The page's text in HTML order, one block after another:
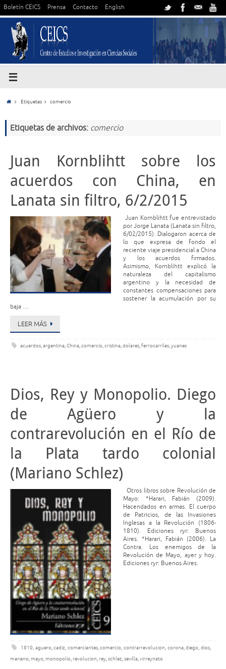
Boletín CEICS Prensa Contacto English
Etiquetas comercio
Etiquetas de archivos: comercio
Juan Kornblihtt sobre los
acuerdos con China, en
Lanata sin filtro, 6/2/2015
Juan Kornblihtt fue entrevistado
por Jorge Lanata (Lanata sin filtro,
6/02/2015). Dialogaron acerca de
lo que expresa de fondo el
reciente viaje presidencial a China
y los acuerdos firmados.
Asimismo, Kornblihtt explicó la
naturaleza del capitalismo
argentino y la necesidad de
constantes compensaciones para
sostener la acumulación por su
baja …
LEER MÁS
acuerdos,argentina,China,comercio,cristina,dolares, ferrocarriles,yuanes
Dios, Rey y Monopolio. Diego
de Agüero y la
contrarevolución en el Río de
la Plata tardo colonial
(Mariano Schlez)
Otros libros sobre Revolución de
Mayo: *Harari, Fabián (2009).
Hacendados en armas. El cuerpo
de Patricios, de las Invasiones
Inglesas a la Revolución (1806-
1810). Ediciones ryr: Buenos
Aires. *Harari, Fabián (2006). La
Contra. Los enemigos de la
Revolución de Mayo, ayer y hoy.
Ediciones ryr: Buenos Aires.
1810, aguero,cadiz, comerciantes,comercio,contrarrevolucion, corona,diego,dios,
mariano, mayo, monopolio, revolucion, rey,schlez,sevilla,virreynato